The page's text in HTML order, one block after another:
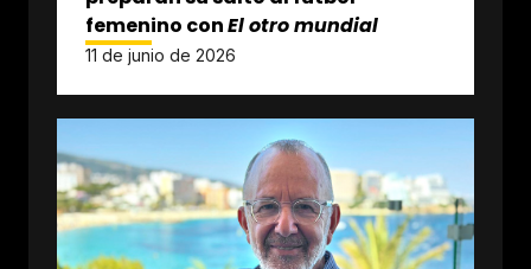
femenino conEl otro mundial
11 de junio de 2026